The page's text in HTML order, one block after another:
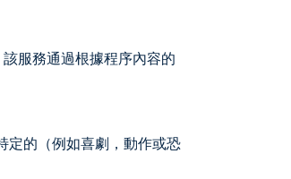
服務通過根據程序內容的
定的（例如喜劇，動作或恐